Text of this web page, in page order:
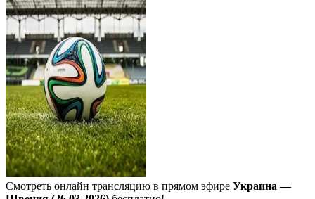
Смотреть онлайн трансляцию в прямом эфире Украина —